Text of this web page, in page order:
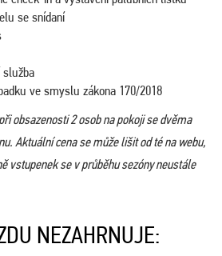
se snídaní
služba
ve smyslu zákona 170/2018
obsazenosti 2 osob na pokoji se dvěma
Aktuální cena se může lišit od té na webu,
vstupenek se v průběhu sezóny neustále
NEZAHRNUJE: